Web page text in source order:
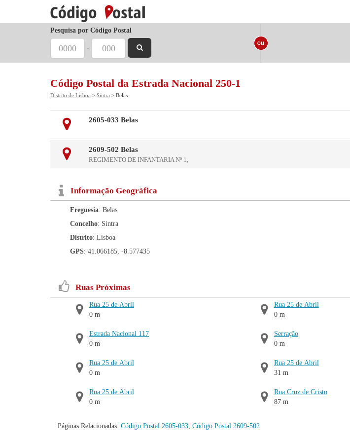
Pesquisa por Código Postal
-
Código Postal da Estrada Nacional 250-1
Distrito de Lisboa > Sintra > Belas
2605-033 Belas
2609-502 Belas
REGIMENTO DE INFANTARIA Nº 1,
Informação Geográfica
Freguesia: Belas
Concelho: Sintra
Distrito: Lisboa
GPS: 41.066185, -8.577435
Ruas Próximas
Rua 25 de Abril
0 m
Estrada Nacional 117
0 m
Rua 25 de Abril
0 m
Rua 25 de Abril
0 m
Rua 25 de Abril
0 m
Serração
0 m
Rua 25 de Abril
31 m
Rua Cruz de Cristo
87 m
Páginas Relacionadas: Código Postal 2605-033, Código Postal 2609-502